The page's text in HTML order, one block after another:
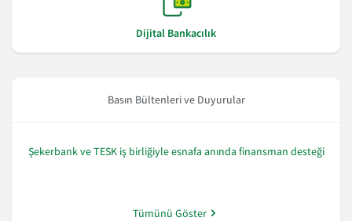
Dijital Bankacılık
Basın Bültenleri ve Duyurular
Şekerbank ve TESK iş birliğiyle esnafa anında finansman desteği
Tümünü Göster